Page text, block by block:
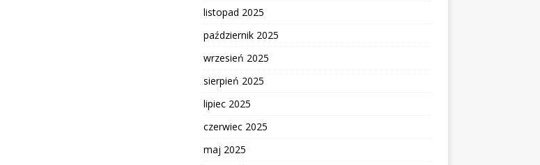
listopad 2025
październik 2025
wrzesień 2025
sierpień 2025
lipiec 2025
czerwiec 2025
maj 2025